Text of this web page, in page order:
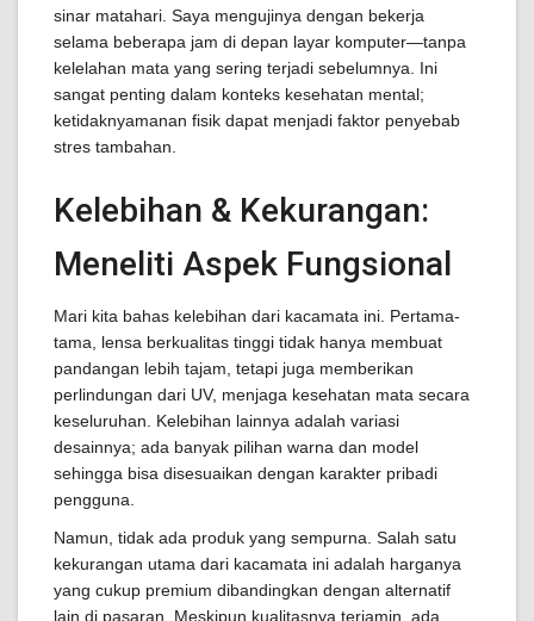
sinar matahari. Saya mengujinya dengan bekerja
selama beberapa jam di depan layar komputer—tanpa
kelelahan mata yang sering terjadi sebelumnya. Ini
sangat penting dalam konteks kesehatan mental;
ketidaknyamanan fisik dapat menjadi faktor penyebab
stres tambahan.
Kelebihan & Kekurangan:
Meneliti Aspek Fungsional
Mari kita bahas kelebihan dari kacamata ini. Pertama-
tama, lensa berkualitas tinggi tidak hanya membuat
pandangan lebih tajam, tetapi juga memberikan
perlindungan dari UV, menjaga kesehatan mata secara
keseluruhan. Kelebihan lainnya adalah variasi
desainnya; ada banyak pilihan warna dan model
sehingga bisa disesuaikan dengan karakter pribadi
pengguna.
Namun, tidak ada produk yang sempurna. Salah satu
kekurangan utama dari kacamata ini adalah harganya
yang cukup premium dibandingkan dengan alternatif
lain di pasaran. Meskipun kualitasnya terjamin, ada